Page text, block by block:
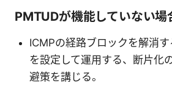
PMTUDが機能していない場
ICMPの経路ブロックを解消
を設定して運用する、断片化
避策を講じる。